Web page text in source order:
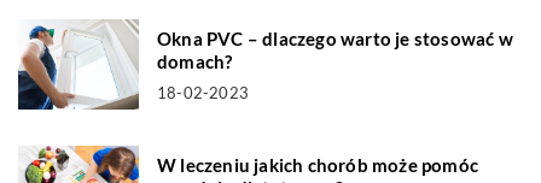
Okna PVC – dlaczego warto je stosować w
domach?
18-02-2023
W leczeniu jakich chorób może pomóc